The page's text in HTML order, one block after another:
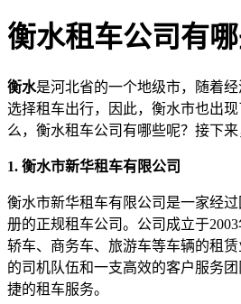
衡水租车公司有哪
衡水是河北省的一个地级市，随着
选择租车出行，因此，衡水市也出
么，衡水租车公司有哪些呢？接下来
1. 衡水市新华租车有限公司
衡水市新华租车有限公司是一家经
册的正规租车公司。公司成立于
轿车、商务车、旅游车等车辆的租
的司机队伍和一支高效的客户服务
捷的租车服务。